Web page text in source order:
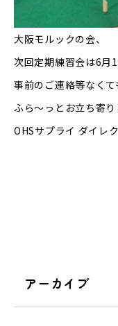
大阪モルックの会、
次回定期練習会は6月
事前のご連絡等なくて
ふら〜っとお立ち寄り
OHSサプライ ダイレ
アーカイブ